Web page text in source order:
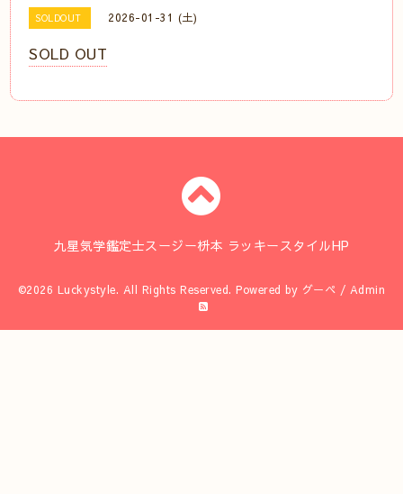
SOLDOUT 2026-01-31 (土)
SOLD OUT
九星気学鑑定士スージー枡本 ラッキースタイルHP
©2026 Luckystyle. All Rights Reserved. Powered by グーペ / Admin